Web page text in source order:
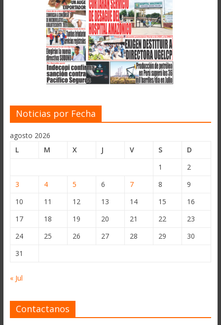
Noticias por Fecha
agosto 2026
L
M X J V S
D
1
2
3
4 5 6 7 8
9
10
11 12 13 14 15
16
17
18 19 20 21 22
23
24
25 26 27 28 29
30
31
« Jul
Contactanos